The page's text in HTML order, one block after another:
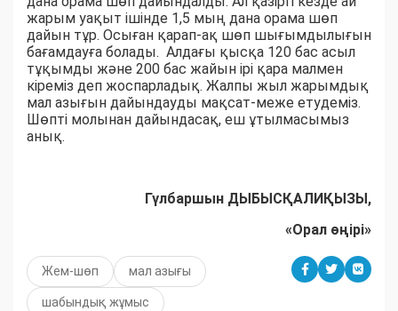
жарым уақыт ішінде 1,5 мың дана орама шөп
дайын тұр. Осыған қарап-ақ шөп шығымдылығын
бағамдауға болады. Алдағы қысқа 120 бас асыл
тұқымды және 200 бас жайын ірі қара малмен
кіреміз деп жоспарладық. Жалпы жыл жарымдық
мал азығын дайындауды мақсат-меже етудеміз.
Шөпті молынан дайындасақ, еш ұтылмасымыз
анық.
Гүлбаршын ДЫБЫСҚАЛИҚЫЗЫ,
«Орал өңірі»
Жем-шөп мал азығы
шабындық жұмыс